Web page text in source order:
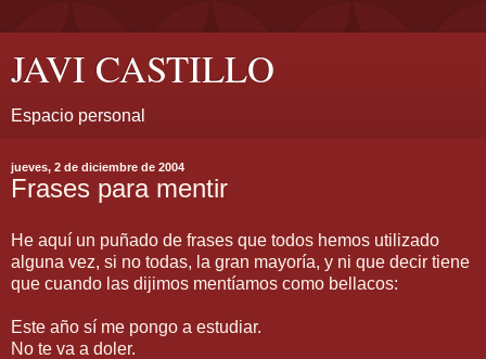
JAVI CASTILLO
Espacio personal
jueves, 2 de diciembre de 2004
Frases para mentir
He aquí un puñado de frases que todos hemos utilizado
alguna vez, si no todas, la gran mayoría, y ni que decir tiene
que cuando las dijimos mentíamos como bellacos:
Este año sí me pongo a estudiar.
No te va a doler.